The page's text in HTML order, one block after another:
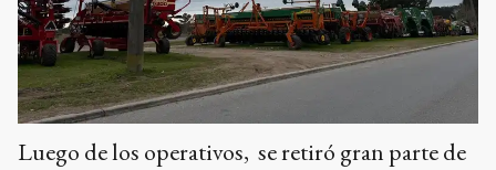
Luego de los operativos, se retiró gran parte de